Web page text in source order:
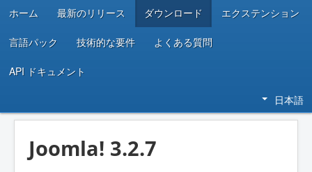
開発者向けリソース
ホーム 最新のリリース ダウンロード エクステンション
言語パック 技術的な要件 よくある質問
API ドキュメント
日本語
Joomla! 3.2.7